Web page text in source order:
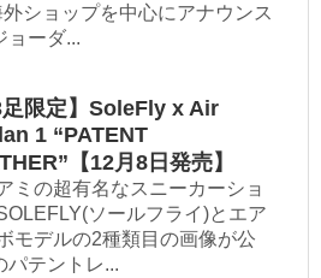
ショップを中心にアナウンス
ョーダ...
足限定】SoleFly x Air
1 “PATENT
【12月8日発売】
ミの超有名なスニーカーショ
ソールフライ)とエア
モデルの2種類目の画像が公
パテントレ...